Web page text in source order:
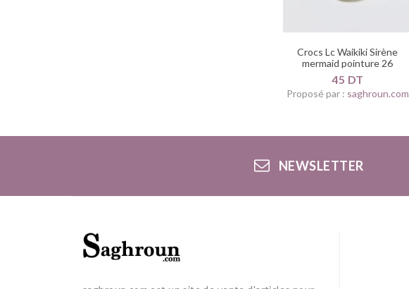
Crocs Lc Waikiki Sirène
mermaid pointure 26
45 DT
Proposé par : saghroun.com
NEWSLETTER